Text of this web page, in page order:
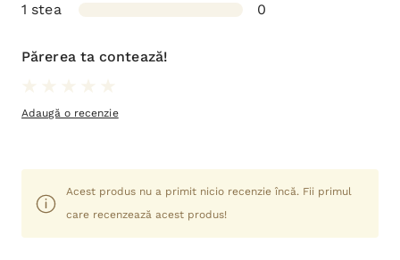
1 stea
0
Părerea ta contează!
Adaugă o recenzie
Acest produs nu a primit nicio recenzie încă. Fii primul
care recenzează acest produs!